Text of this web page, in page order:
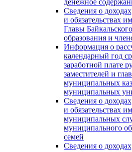
Сведения о
и обязательствах
Главы
образования и
Информация о
календарный год
заработной плате
заместителей и
муниципальных
муниципальных
Сведения о
и обязательствах
муниципальных
муниципального
семей
Сведения о